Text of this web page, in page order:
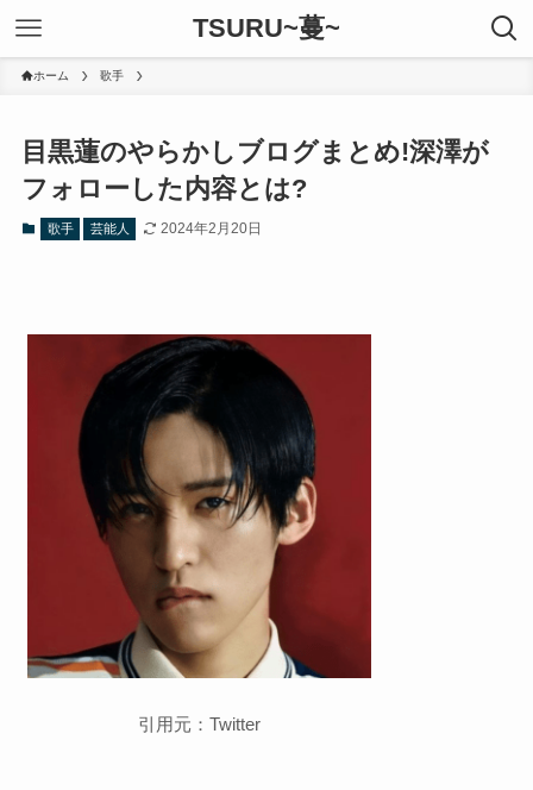
TSURU~蔓~
ホーム 歌手
目黒蓮のやらかしブログまとめ!深澤が
フォローした内容とは?
歌手 芸能人 2024年2月20日
引用元：Twitter